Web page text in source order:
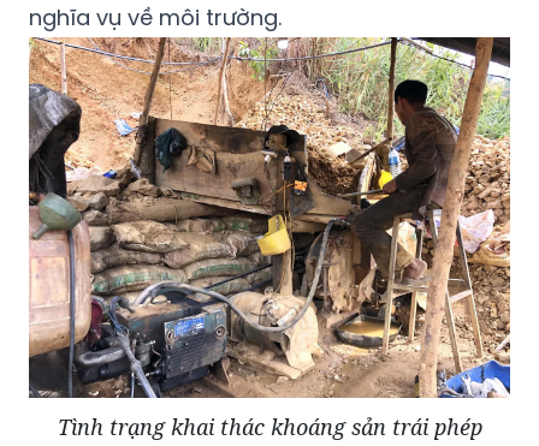
nghĩa vụ về môi trường.
Tình trạng khai thác khoáng sản trái phép